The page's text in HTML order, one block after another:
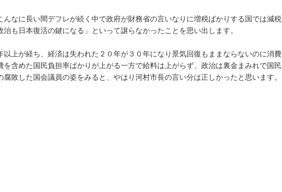
んなに長い間デフレが続く中で政府が財務省の言いなりに増税ばかりする国では減税
治も日本復活の鍵になる」といって譲らなかったことを思い出します。
以上が経ち、経済は失われた２０年が３０年になり景気回復もままならないのに消費
を含めた国民負担率ばかりが上がる一方で給料は上がらず、政治は裏金まみれで国民
腐敗した国会議員の姿をみると、やはり河村市長の言い分は正しかったと思います。